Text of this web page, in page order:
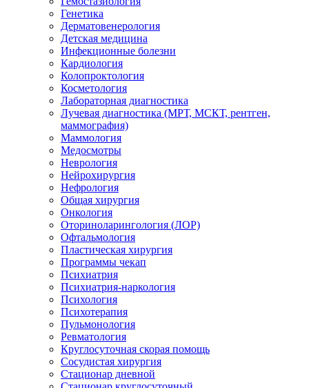
Генетика
Дерматовенерология
Детская медицина
Инфекционные болезни
Кардиология
Колопроктология
Косметология
Лабораторная диагностика
Лучевая диагностика (МРТ, МСКТ, рентген,
маммография)
Маммология
Медосмотры
Неврология
Нейрохирургия
Нефрология
Общая хирургия
Онкология
Оториноларингология (ЛОР)
Офтальмология
Пластическая хирургия
Программы чекап
Психиатрия
Психиатрия-наркология
Психология
Психотерапия
Пульмонология
Ревматология
Круглосуточная скорая помощь
Сосудистая хирургия
Стационар дневной